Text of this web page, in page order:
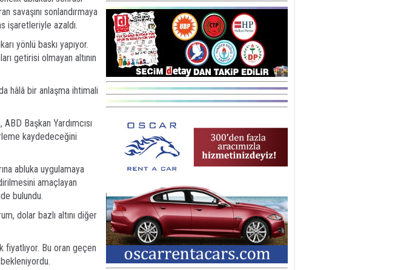
savaşını sonlandırmaya
işaretleriyle azaldı.
yönlü baskı yapıyor.
getirisi olmayan altının
hâlâ bir anlaşma ihtimali
Başkan Yardımcısı
kaydedeceğini
abluka uygulamaya
amaçlayan
bulundu.
dolar bazlı altını diğer
fiyatlıyor. Bu oran geçen